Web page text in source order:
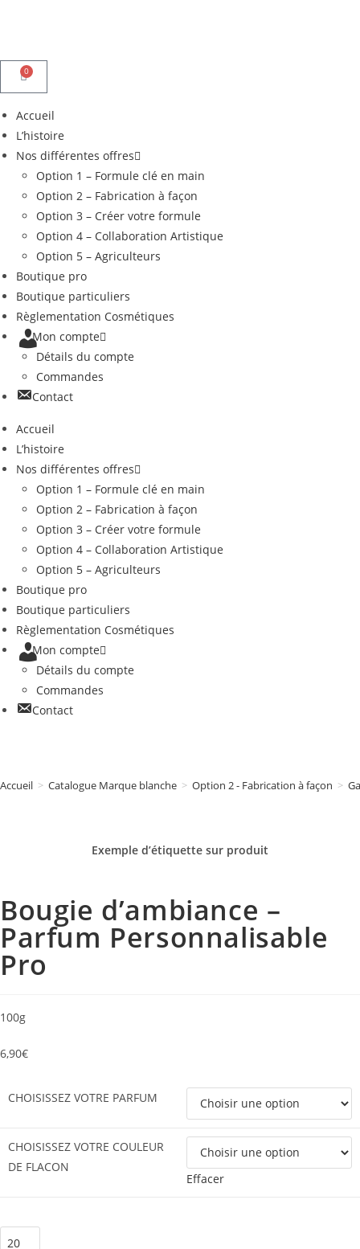
0
Accueil
L’histoire
Nos différentes offres
Option 1 – Formule clé en main
Option 2 – Fabrication à façon
Option 3 – Créer votre formule
Option 4 – Collaboration Artistique
Option 5 – Agriculteurs
Boutique pro
Boutique particuliers
Règlementation Cosmétiques
Mon compte
Détails du compte
Commandes
Contact
Accueil
L’histoire
Nos différentes offres
Option 1 – Formule clé en main
Option 2 – Fabrication à façon
Option 3 – Créer votre formule
Option 4 – Collaboration Artistique
Option 5 – Agriculteurs
Boutique pro
Boutique particuliers
Règlementation Cosmétiques
Mon compte
Détails du compte
Commandes
Contact
Accueil > Catalogue Marque blanche > Option 2 - Fabrication à façon >
Exemple d’étiquette sur produit
Bougie d’ambiance –
Parfum Personnalisable
Pro
100g
6,90€
CHOISISSEZ VOTRE PARFUM
CHOISISSEZ VOTRE COULEUR
DE FLACON
Effacer